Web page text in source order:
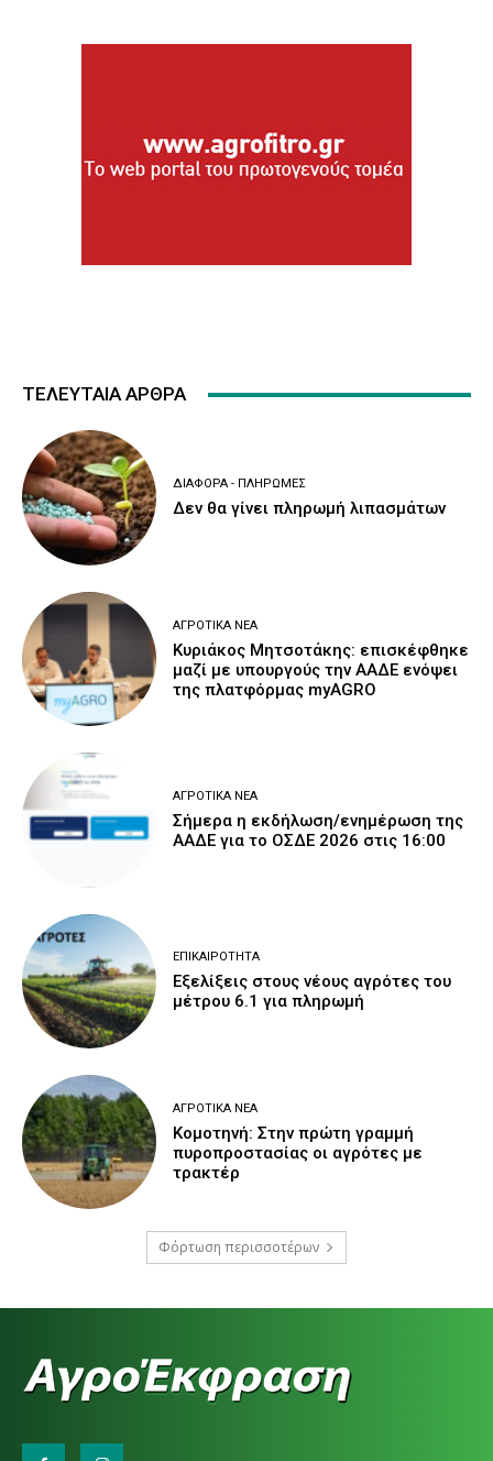
ΤΕΛΕΥΤΑΙΑ ΑΡΘΡΑ
ΔΙΆΦΟΡΑ - ΠΛΗΡΩΜΈΣ
Δεν θα γίνει πληρωμή λιπασμάτων
ΑΓΡΟΤΙΚΆ ΝΈΑ
Κυριάκος Μητσοτάκης: επισκέφθηκε
μαζί με υπουργούς την ΑΑΔΕ ενόψει
της πλατφόρμας myAGRO
ΑΓΡΟΤΙΚΆ ΝΈΑ
Σήμερα η εκδήλωση/ενημέρωση της
ΑΑΔΕ για το ΟΣΔΕ 2026 στις 16:00
ΕΠΙΚΑΙΡΌΤΗΤΑ
Εξελίξεις στους νέους αγρότες του
μέτρου 6.1 για πληρωμή
ΑΓΡΟΤΙΚΆ ΝΈΑ
Κομοτηνή: Στην πρώτη γραμμή
πυροπροστασίας οι αγρότες με
τρακτέρ
Φόρτωση περισσοτέρων